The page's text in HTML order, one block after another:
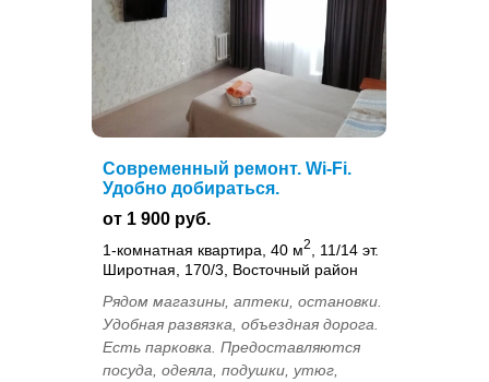
Современный ремонт. Wi-Fi.
Удобно добираться.
от 1 900 руб.
1-комнатная квартира, 40 м2
, 11/14 эт.
Широтная, 170/3, Восточный район
Рядом магазины, аптеки, остановки.
Удобная развязка, объездная дорога.
Есть парковка. Предоставляются
посуда, одеяла, подушки, утюг,